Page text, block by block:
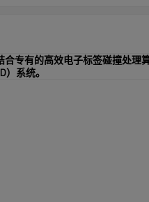
专有的高效电子标签碰撞处理
）系统。